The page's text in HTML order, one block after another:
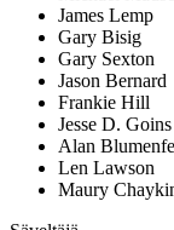
James Lemp
Gary Bisig
Gary Sexton
Jason Bernard
Frankie Hill
Jesse D. Goins
Alan
Len Lawson
Maury